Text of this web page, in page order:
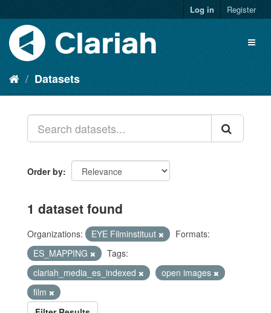
Log in Register
Datasets
Order by
1 dataset found
Organizations: EYE Filminstituut
Formats:
ES_MAPPING
Tags:
clariah_media_es_indexed
open images
film